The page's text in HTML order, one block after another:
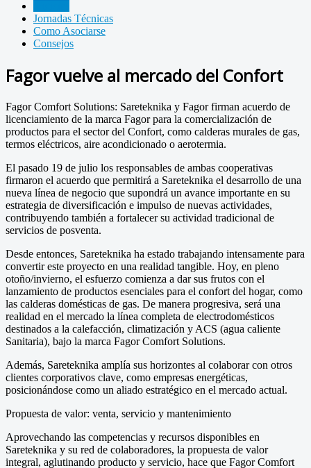
Jornadas Técnicas
Como Asociarse
Consejos
Fagor vuelve al mercado del Confort
Fagor Comfort Solutions: Sareteknika y Fagor firman acuerdo de
licenciamiento de la marca Fagor para la comercialización de
productos para el sector del Confort, como calderas murales de gas,
termos eléctricos, aire acondicionado o aerotermia.
El pasado 19 de julio los responsables de ambas cooperativas
firmaron el acuerdo que permitirá a Sareteknika el desarrollo de una
nueva línea de negocio que supondrá un avance importante en su
estrategia de diversificación e impulso de nuevas actividades,
contribuyendo también a fortalecer su actividad tradicional de
servicios de posventa.
Desde entonces, Sareteknika ha estado trabajando intensamente para
convertir este proyecto en una realidad tangible. Hoy, en pleno
otoño/invierno, el esfuerzo comienza a dar sus frutos con el
lanzamiento de productos esenciales para el confort del hogar, como
las calderas domésticas de gas. De manera progresiva, será una
realidad en el mercado la línea completa de electrodomésticos
destinados a la calefacción, climatización y ACS (agua caliente
Sanitaria), bajo la marca Fagor Comfort Solutions.
Además, Sareteknika amplía sus horizontes al colaborar con otros
clientes corporativos clave, como empresas energéticas,
posicionándose como un aliado estratégico en el mercado actual.
Propuesta de valor: venta, servicio y mantenimiento
Aprovechando las competencias y recursos disponibles en
Sareteknika y su red de colaboradores, la propuesta de valor
integral, aglutinando producto y servicio, hace que Fagor Comfort